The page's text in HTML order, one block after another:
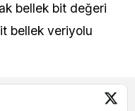
bellek bit değeri
bellek veriyolu